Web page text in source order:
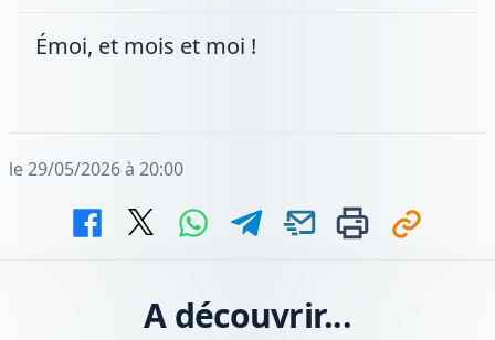
Émoi, et mois et moi !
le 29/05/2026 à 20:00
A découvrir...